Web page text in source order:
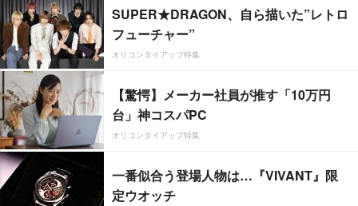
SUPER★DRAGON、自ら描いた”レトロ
フューチャー”
オリコンタイアップ特集
【驚愕】メーカー社員が推す「10万円
台」神コスパPC
オリコンタイアップ特集
一番似合う登場人物は…『VIVANT』限
定ウオッチ